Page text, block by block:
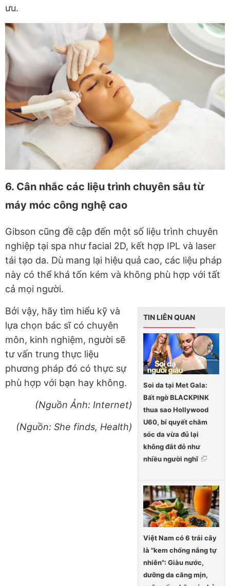
ưu.
6. Cân nhắc các liệu trình chuyên sâu từ
máy móc công nghệ cao
Gibson cũng đề cập đến một số liệu trình chuyên
nghiệp tại spa như facial 2D, kết hợp IPL và laser
tái tạo da. Dù mang lại hiệu quả cao, các liệu pháp
này có thể khá tốn kém và không phù hợp với tất
cả mọi người.
TIN LIÊN QUAN
Soi da tại Met Gala:
Bất ngờ BLACKPINK
thua sao Hollywood
U60, bí quyết chăm
sóc da vừa đủ lại
không đắt đỏ như
nhiều người nghĩ
Việt Nam có 6 trái cây
là "kem chống nắng tự
nhiên": Giàu nước,
dưỡng da căng mịn,
Bởi vậy, hãy tìm hiểu kỹ và
lựa chọn bác sĩ có chuyên
môn, kinh nghiệm, người sẽ
tư vấn trung thực liệu
phương pháp đó có thực sự
phù hợp với bạn hay không.
(Nguồn Ảnh: Internet)
(Nguồn: She finds, Health)